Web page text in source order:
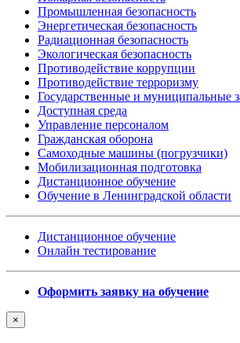
Промышленная безопасность
Энергетическая безопасность
Радиационная безопасность
Экологическая безопасность
Противодействие коррупции
Противодействие терроризму
Государственные и муниципальные
Доступная среда
Управление персоналом
Гражданская оборона
Самоходные машины (погрузчики)
Мобилизационная подготовка
Дистанционное обучение
Обучение в Ленинградской области
Дистанционное обучение
Онлайн тестирование
Оформить заявку на обучение
×